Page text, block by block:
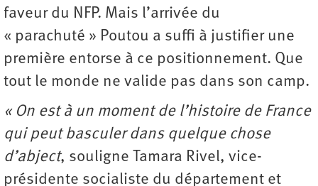
faveur du NFP. Mais l’arrivée du
« parachuté » Poutou a suffi à justifier une
première entorse à ce positionnement. Que
tout le monde ne valide pas dans son camp.
« On est à un moment de l’histoire de France
qui peut basculer dans quelque chose
d’abject, souligne Tamara Rivel, vice-
présidente socialiste du département et